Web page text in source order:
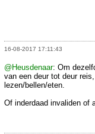
16-08-2017 17:11:43
@Heusdenaar: Om
van een deur tot deur
lezen/bellen/eten.
Of inderdaad invaliden of